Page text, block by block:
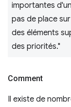
importantes
pas de place
des éléments
des priorités."
Comment
Il existe de